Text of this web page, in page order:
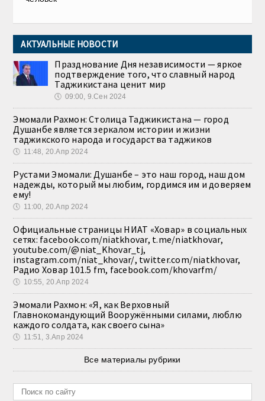
АКТУАЛЬНЫЕ НОВОСТИ
Празднование Дня независимости — яркое
подтверждение того, что славный народ
Таджикистана ценит мир
🕔 09:00, 9.Сен 2024
Эмомали Рахмон: Столица Таджикистана — город
Душанбе является зеркалом истории и жизни
таджикского народа и государства таджиков
🕔 11:48, 20.Апр 2024
Рустами Эмомали: Душанбе – это наш город, наш дом
надежды, который мы любим, гордимся им и доверяем
ему!
🕔 11:00, 20.Апр 2024
Официальные страницы НИАТ «Ховар» в социальных
сетях: facebook.com/niatkhovar, t.me/niatkhovar,
youtube.com/@niat_Khovar_tj,
instagram.com/niat_khovar/, twitter.com/niatkhovar,
Радио Ховар 101.5 fm, facebook.com/khovarfm/
🕔 10:55, 20.Апр 2024
Эмомали Рахмон: «Я, как Верховный
Главнокомандующий Вооружёнными силами, люблю
каждого солдата, как своего сына»
🕔 11:51, 3.Апр 2024
Все материалы рубрики